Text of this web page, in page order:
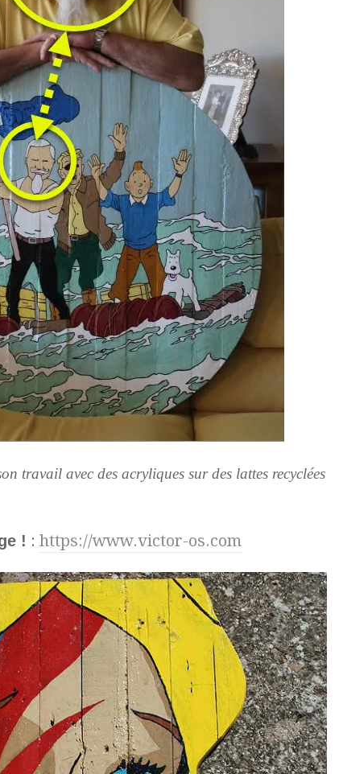
travail avec des acryliques sur des lattes recyclées
! : https://www.victor-os.com